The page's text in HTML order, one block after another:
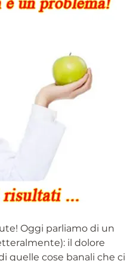
Oggi parliamo di un
il dolore
quelle cose banali che ci